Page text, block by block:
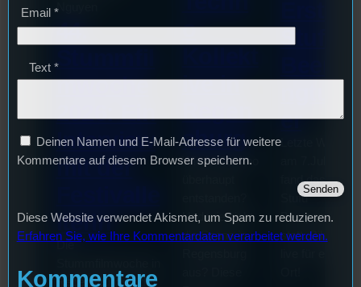
Nguyen
44.
Stummfil
mwoche
2026: Ein
Interview
mit der
iterin
Die
Regensburg ist das
o
ive in
Regen
sburg
Wie ist Techno
Und wie sieht
die Szene in
Stufu
er
Letzte Woche
fand das erste
Stufu
statt. Bilal war
Email *
Text *
Deinen Namen und E-Mail-Adresse für weitere
Kommentare auf diesem Browser speichern.
Diese Website verwendet Akismet, um Spam zu reduzieren.
Erfahren Sie, wie Ihre Kommentardaten verarbeitet werden.
Kommentare